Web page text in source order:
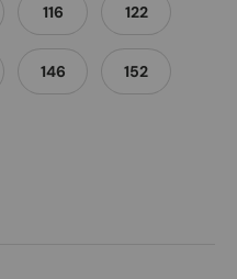
116 122
146 152